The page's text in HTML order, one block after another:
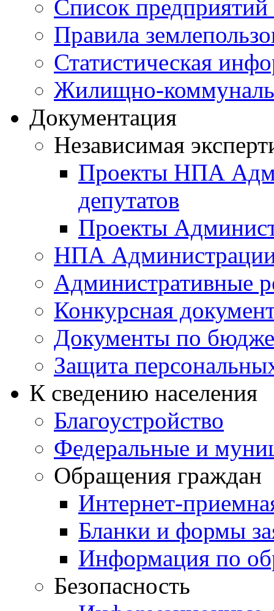
Список предприятий
Правила
Статистическая
Жилищно-
Документация
Независимая
Проекты НПА
депутатов
Проекты
НПА
Административные
Конкурсная
Документы по
Защита
К сведению населения
Благоустройство
Федеральные и
Обращения граждан
Интернет-
Бланки и формы
Информация по
Безопасность